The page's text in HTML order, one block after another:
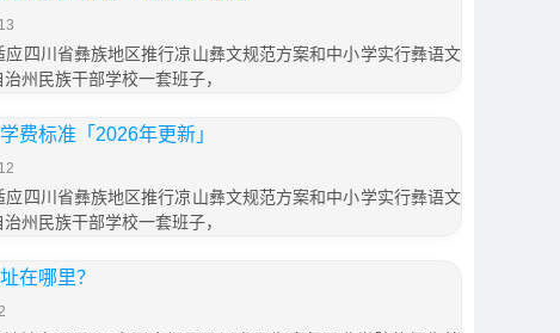
四川省彝族地区推行凉山彝文规范方案和中小学实行彝语文
州民族干部学校一套班子，
费标准「2026年更新」
四川省彝族地区推行凉山彝文规范方案和中小学实行彝语文
州民族干部学校一套班子，
在哪里？